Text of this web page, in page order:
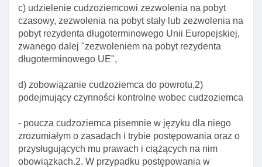
c) udzielenie cudzoziemcowi zezwolenia na pobyt
czasowy, zezwolenia na pobyt stały lub zezwolenia na
pobyt rezydenta długoterminowego Unii Europejskiej,
zwanego dalej "zezwoleniem na pobyt rezydenta
długoterminowego UE",
d) zobowiązanie cudzoziemca do powrotu,2)
podejmujący czynności kontrolne wobec cudzoziemca
- poucza cudzoziemca pisemnie w języku dla niego
zrozumiałym o zasadach i trybie postępowania oraz o
przysługujących mu prawach i ciążących na nim
obowiązkach.2. W przypadku postępowania w